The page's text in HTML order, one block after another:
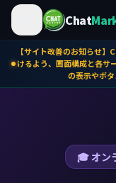
Chat
【サイト改善のお知らせ
けるよう、画面構成と各サ
の表示やボタ
🎓 オン